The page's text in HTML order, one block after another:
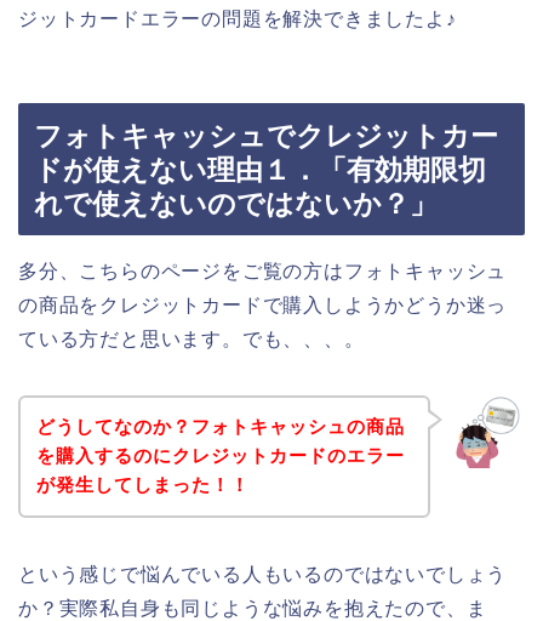
ジットカードエラーの問題を解決できましたよ♪
フォトキャッシュでクレジットカー
ドが使えない理由１．「有効期限切
れで使えないのではないか？」
多分、こちらのページをご覧の方はフォトキャッシュ
の商品をクレジットカードで購入しようかどうか迷っ
ている方だと思います。でも、、、。
どうしてなのか？フォトキャッシュの商品
を購入するのにクレジットカードのエラー
が発生してしまった！！
という感じで悩んでいる人もいるのではないでしょう
か？実際私自身も同じような悩みを抱えたので、ま